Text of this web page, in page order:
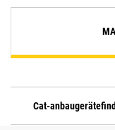
Cat-